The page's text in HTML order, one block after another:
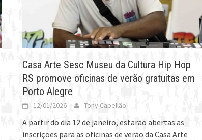
Casa Arte Sesc Museu da Cultura Hip Hop
RS promove oficinas de verão gratuitas em
Porto Alegre
12/01/2026 Tony Capellão
A partir do dia 12 de janeiro, estarão abertas as
inscrições para as oficinas de verão da Casa Arte